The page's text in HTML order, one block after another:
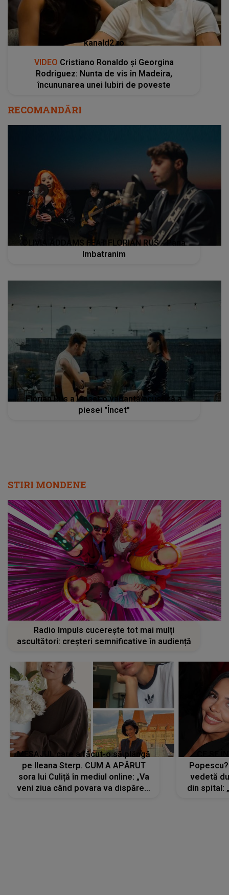
kanald2.ro
VIDEO Cristiano Ronaldo și Georgina
Rodriguez: Nunta de vis în Madeira,
încununarea unei Iubiri de poveste
RECOMANDĂRI
OLIVIA ADDAMS FEAT FLORIAN RUS - Pana
Imbatranim
Florian Rus a lansat o variantă acustică a
piesei "Încet"
STIRI MONDENE
Radio Impuls cucerește tot mai mulți
ascultători: creșteri semnificative în audiență
MESAJUL care a făcut-o să plângă
pe Ileana Sterp. CUM A APĂRUT
sora lui Culiță în mediul online: „Va
veni ziua când povara va dispărea,
vedetă
din spital: